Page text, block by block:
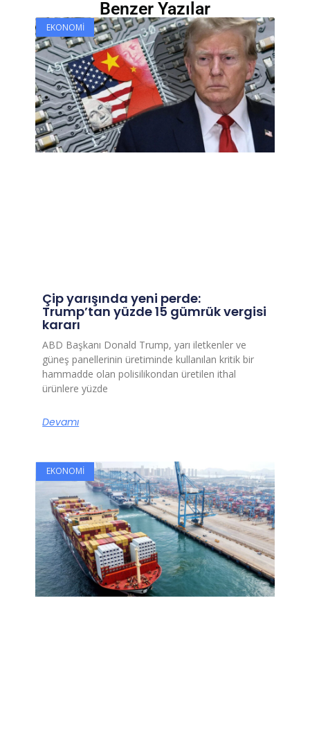
Benzer Yazılar
EKONOMI
Çip yarışında yeni perde:
Trump’tan yüzde 15 gümrük vergisi
kararı
ABD Başkanı Donald Trump, yarı iletkenler ve
güneş panellerinin üretiminde kullanılan kritik bir
hammadde olan polisilikondan üretilen ithal
ürünlere yüzde
Devamı
EKONOMI